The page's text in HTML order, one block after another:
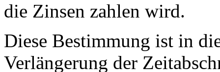
die Zinsen zahlen wird.
Diese Bestimmung ist in
Verlängerung der